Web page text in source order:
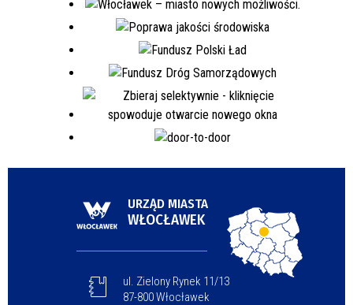
URZĄD MIASTA
WŁOCŁAWEK
ul. Zielony Rynek 11/13
87-800 Włocławek